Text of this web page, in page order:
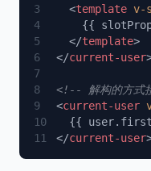
  <
template v-
  </
template
</current-user
<current-user
</current-user